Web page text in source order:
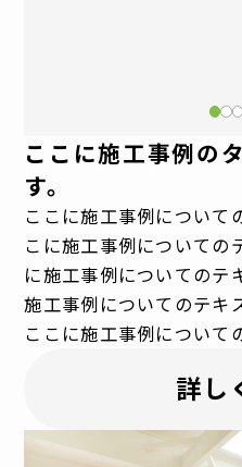
ここに施工事例の
す。
ここに施工事例について
こに施工事例についての
に施工事例についてのテ
施工事例についてのテキ
ここに施工事例について
に施工事例についてのテ
詳し